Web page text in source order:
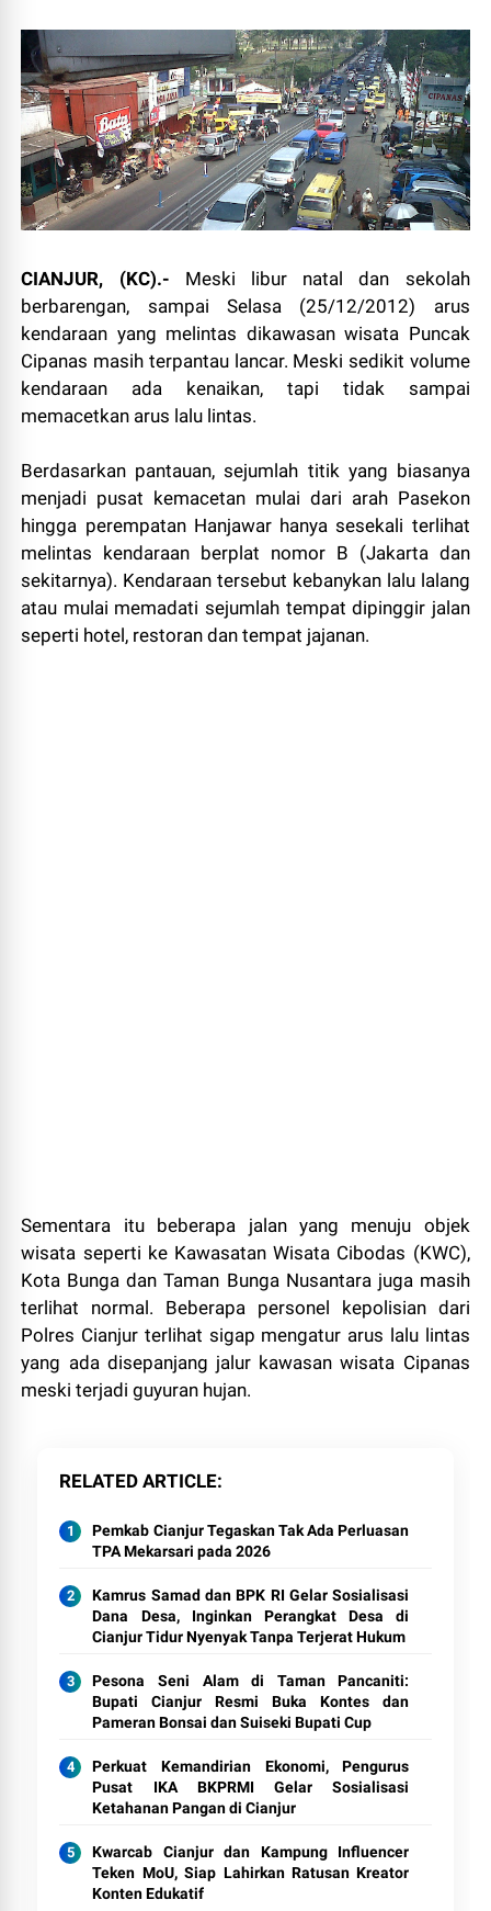
CIANJUR, (KC).- Meski libur natal dan sekolah
berbarengan, sampai Selasa (25/12/2012) arus
kendaraan yang melintas dikawasan wisata Puncak
Cipanas masih terpantau lancar. Meski sedikit volume
kendaraan ada kenaikan, tapi tidak sampai
memacetkan arus lalu lintas.
Berdasarkan pantauan, sejumlah titik yang biasanya
menjadi pusat kemacetan mulai dari arah Pasekon
hingga perempatan Hanjawar hanya sesekali terlihat
melintas kendaraan berplat nomor B (Jakarta dan
sekitarnya). Kendaraan tersebut kebanykan lalu lalang
atau mulai memadati sejumlah tempat dipinggir jalan
seperti hotel, restoran dan tempat jajanan.
Sementara itu beberapa jalan yang menuju objek
wisata seperti ke Kawasatan Wisata Cibodas (KWC),
Kota Bunga dan Taman Bunga Nusantara juga masih
terlihat normal. Beberapa personel kepolisian dari
Polres Cianjur terlihat sigap mengatur arus lalu lintas
yang ada disepanjang jalur kawasan wisata Cipanas
meski terjadi guyuran hujan.
RELATED ARTICLE
Pemkab Cianjur Tegaskan Tak Ada Perluasan
TPA Mekarsari pada 2026
Kamrus Samad dan BPK RI Gelar Sosialisasi
Dana Desa, Inginkan Perangkat Desa di
Cianjur Tidur Nyenyak Tanpa Terjerat Hukum
Pesona Seni Alam di Taman Pancaniti:
Bupati Cianjur Resmi Buka Kontes dan
Pameran Bonsai dan Suiseki Bupati Cup
Perkuat Kemandirian Ekonomi, Pengurus
Pusat IKA BKPRMI Gelar Sosialisasi
Ketahanan Pangan di Cianjur
Kwarcab Cianjur dan Kampung Influencer
Teken MoU, Siap Lahirkan Ratusan Kreator
Konten Edukatif